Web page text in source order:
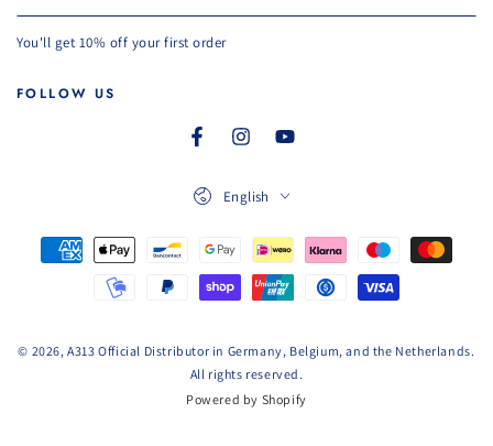
email
here
You'll get 10% off your first order
FOLLOW US
FacebookInstagramYouTube
© 2026, A313 Official Distributor in Germany, Belgium, and the Netherlands.
All rights reserved.
Powered by Shopify
English
Payment